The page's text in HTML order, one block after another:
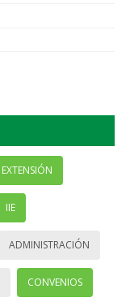
EXTENSIÓN
IIE
ADMINISTRACIÓN
CONVENIOS